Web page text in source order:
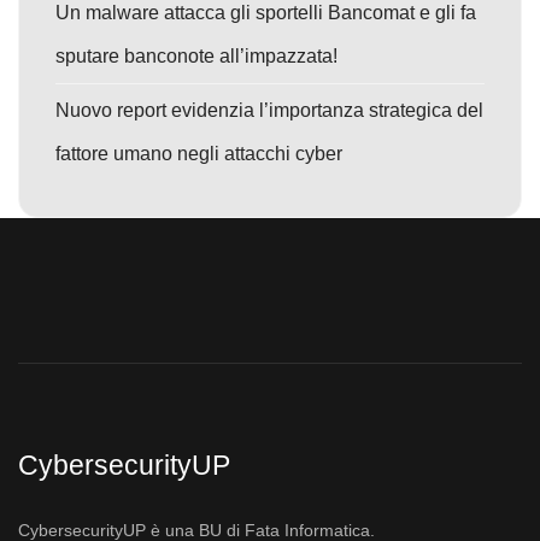
Un malware attacca gli sportelli Bancomat e gli fa
sputare banconote all’impazzata!
Nuovo report evidenzia l’importanza strategica del
fattore umano negli attacchi cyber
CybersecurityUP
CybersecurityUP è una BU di Fata Informatica.